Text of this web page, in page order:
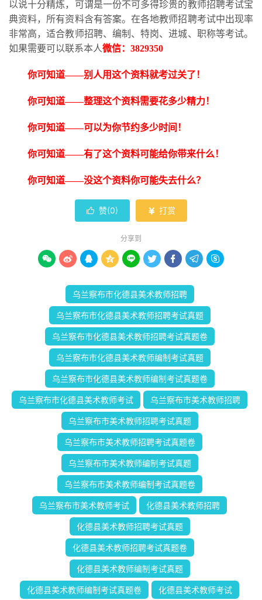
以说十分精炼，可谓是一份不可多得珍贵的教师招聘考试宝
典资料，所有资料含有答案。在各地教师招聘考试中出现率
非常高，适合教师招聘、编制、特岗、进城、职称等考试。
如果需要可以联系本人微信： 3829350
你可知道——别人用这个资料就考过关了！
你可知道——整理这个资料需要花多少精力！
你可知道——可以为你节约多少时间！
你可知道——有了这个资料可能给你带来什么！
你可知道——没这个资料你可能失去什么？
 赞(0)  打赏
分享到
        
乌兰察布市化德县美术教师招聘
乌兰察布市化德县美术教师招聘考试真题
乌兰察布市化德县美术教师招聘考试真题卷
乌兰察布市化德县美术教师编制考试真题
乌兰察布市化德县美术教师编制考试真题卷
乌兰察布市化德县美术教师考试 乌兰察布市美术教师招聘
乌兰察布市美术教师招聘考试真题
乌兰察布市美术教师招聘考试真题卷
乌兰察布市美术教师编制考试真题
乌兰察布市美术教师编制考试真题卷
乌兰察布市美术教师考试 化德县美术教师招聘
化德县美术教师招聘考试真题
化德县美术教师招聘考试真题卷
化德县美术教师编制考试真题
化德县美术教师编制考试真题卷 化德县美术教师考试